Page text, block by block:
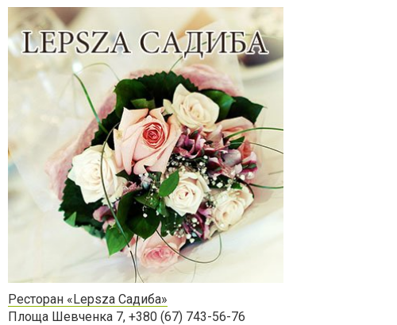
Ресторан «Lepsza Садиба»
Площа Шевченка 7, +380 (67) 743-56-76